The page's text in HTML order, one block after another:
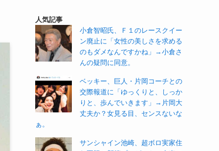
人気記事
小倉智昭氏、Ｆ１のレースクイー
ン廃止に「女性の美しさを求める
のもダメなんですかね」→小倉さ
んの疑問に同意。
ベッキー、巨人・片岡コーチとの
交際報道に「ゆっくりと、しっか
りと、歩んでいきます」→片岡大
丈夫か？女見る目、センスないな
ぁ。
サンシャイン池崎、超ボロ実家住